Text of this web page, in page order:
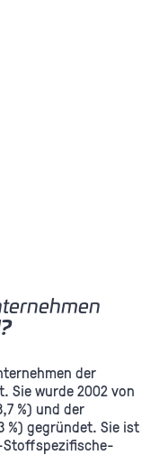
der
Sie wurde 2002 von
%) und der
%) gegründet. Sie ist
Stoffspezifische-